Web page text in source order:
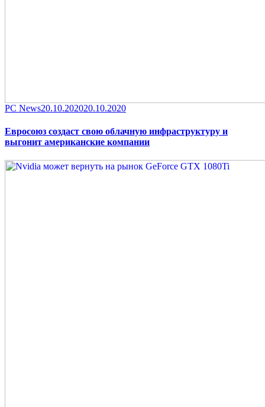
Category
PC NewsPosted
20.10.202020.10.2020
Евросоюз создаст свою облачную инфраструктуру и
выгонит американские компании